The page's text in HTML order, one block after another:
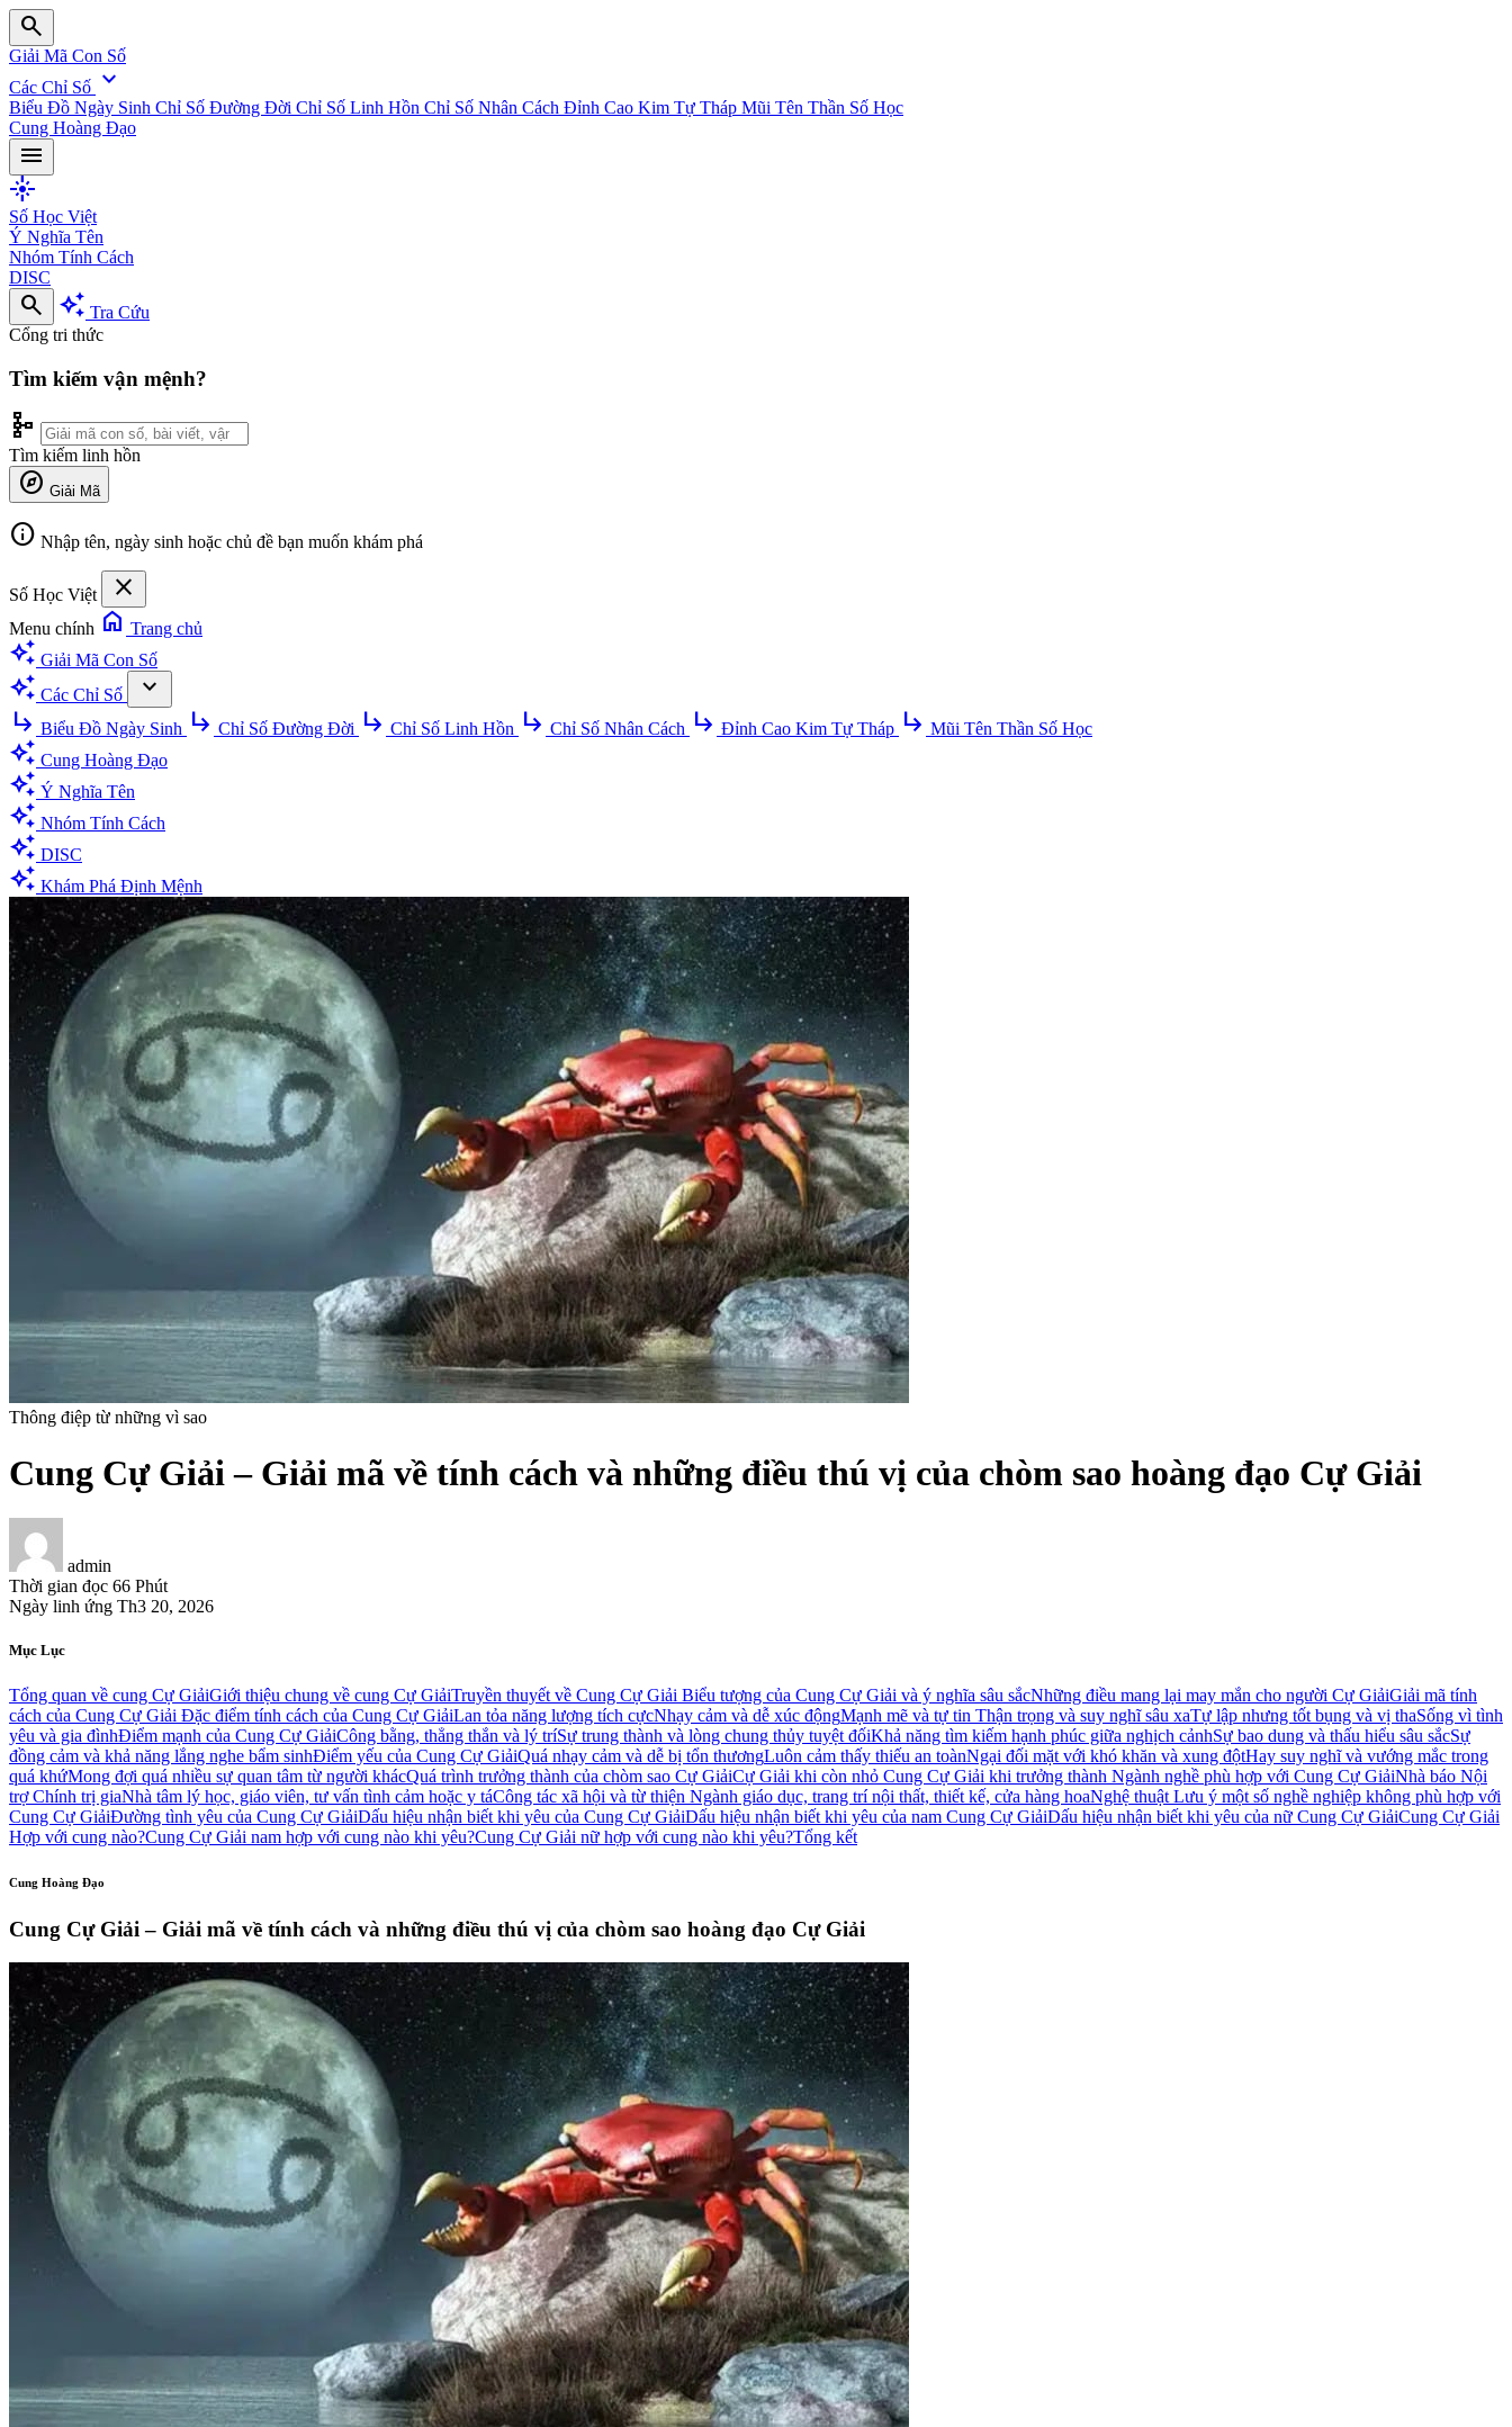
search
Giải Mã Con Số
Các Chỉ Số expand_more
Biểu Đồ Ngày Sinh Chỉ Số Đường Đời Chỉ Số Linh Hồn Chỉ Số Nhân Cách Đỉnh Cao Kim Tự Tháp Mũi Tên Thần Số Học
Cung Hoàng Đạo
menu
flare
Số Học Việt
Ý Nghĩa Tên
Nhóm Tính Cách
DISC
search auto_awesome Tra Cứu
Cổng tri thức
Tìm kiếm vận mệnh?
schema
Tìm kiếm linh hồn
explore Giải Mã
info Nhập tên, ngày sinh hoặc chủ đề bạn muốn khám phá
Số Học Việt close
Menu chính home Trang chủ
auto_awesome Giải Mã Con Số
auto_awesome Các Chỉ Số
expand_more
subdirectory_arrow_right Biểu Đồ Ngày Sinh subdirectory_arrow_right Chỉ Số Đường Đời subdirectory_arrow_right Chỉ Số Linh Hồn subdirectory_arrow_right Chỉ Số Nhân Cách subdirectory_arrow_right Đỉnh Cao Kim Tự Tháp subdirectory_arrow_right Mũi Tên Thần Số Học
auto_awesome Cung Hoàng Đạo
auto_awesome Ý Nghĩa Tên
auto_awesome Nhóm Tính Cách
auto_awesome DISC
auto_awesome Khám Phá Định Mệnh
Thông điệp từ những vì sao
Cung Cự Giải – Giải mã về tính cách và những điều thú vị của chòm sao hoàng đạo Cự Giải
admin
Thời gian đọc 66 Phút
Ngày linh ứng Th3 20, 2026
Mục Lục
Tổng quan về cung Cự GiảiGiới thiệu chung về cung Cự GiảiTruyền thuyết về Cung Cự Giải Biểu tượng của Cung Cự Giải và ý nghĩa sâu sắcNhững điều mang lại may mắn cho người Cự GiảiGiải mã tính
cách của Cung Cự Giải Đặc điểm tính cách của Cung Cự GiảiLan tỏa năng lượng tích cựcNhạy cảm và dễ xúc độngMạnh mẽ và tự tin Thận trọng và suy nghĩ sâu xaTự lập nhưng tốt bụng và vị thaSống vì tình
yêu và gia đìnhĐiểm mạnh của Cung Cự GiảiCông bằng, thẳng thắn và lý tríSự trung thành và lòng chung thủy tuyệt đốiKhả năng tìm kiếm hạnh phúc giữa nghịch cảnhSự bao dung và thấu hiểu sâu sắcSự
đồng cảm và khả năng lắng nghe bẩm sinhĐiểm yếu của Cung Cự GiảiQuá nhạy cảm và dễ bị tổn thươngLuôn cảm thấy thiếu an toànNgại đối mặt với khó khăn và xung độtHay suy nghĩ và vướng mắc trong
quá khứMong đợi quá nhiều sự quan tâm từ người khácQuá trình trưởng thành của chòm sao Cự GiảiCự Giải khi còn nhỏ Cung Cự Giải khi trưởng thành Ngành nghề phù hợp với Cung Cự GiảiNhà báo Nội
trợChính trị giaNhà tâm lý học, giáo viên, tư vấn tình cảm hoặc y táCông tác xã hội và từ thiện Ngành giáo dục, trang trí nội thất, thiết kế, cửa hàng hoaNghệ thuật Lưu ý một số nghề nghiệp không phù hợp với
Cung Cự GiảiĐường tình yêu của Cung Cự GiảiDấu hiệu nhận biết khi yêu của Cung Cự GiảiDấu hiệu nhận biết khi yêu của nam Cung Cự GiảiDấu hiệu nhận biết khi yêu của nữ Cung Cự GiảiCung Cự Giải
Hợp với cung nào?Cung Cự Giải nam hợp với cung nào khi yêu?Cung Cự Giải nữ hợp với cung nào khi yêu?Tổng kết
Cung Hoàng Đạo
Cung Cự Giải – Giải mã về tính cách và những điều thú vị của chòm sao hoàng đạo Cự Giải